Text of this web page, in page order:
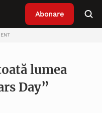
Abonare
lumea
Day”